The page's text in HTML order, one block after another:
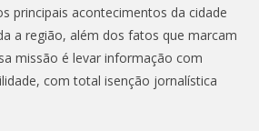
principais acontecimentos da cidade
a região, além dos fatos que marcam
missão é levar informação com
com total isenção jornalística